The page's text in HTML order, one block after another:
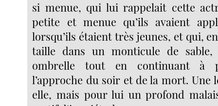
si menue, qui lui rappelait cette
petite et menue qu’ils avaient
lorsqu’ils étaient très jeunes, et qui,
taille dans un monticule de sable,
ombrelle tout en continuant à
l’approche du soir et de la mort. Une
elle, mais pour lui un profond